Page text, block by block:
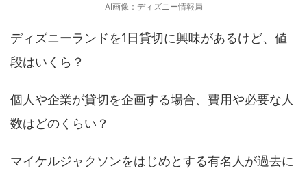
AI画像：ディズニー情報局
ディズニーランドを1日貸切に興味があるけど、値
段はいくら？
個人や企業が貸切を企画する場合、費用や必要な人
数はどのくらい？
マイケルジャクソンをはじめとする有名人が過去に